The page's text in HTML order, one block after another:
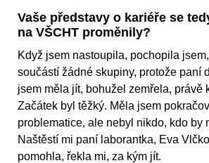
Vaše představy o kariéře se
na VŠCHT proměnily?
Když jsem nastoupila, pochopila
součástí žádné skupiny, protože paní
jsem měla jít, bohužel zemřela, právě
Začátek byl těžký. Měla jsem
problematice, ale nebyl nikdo, kdo by
Naštěstí mi paní laborantka, Eva
pomohla, řekla mi, za kým jít.